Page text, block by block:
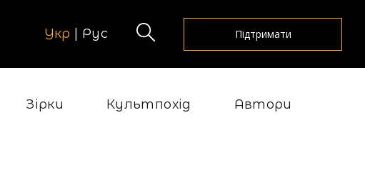
Укр Рус Підтримати
Зірки Культпохід Автори